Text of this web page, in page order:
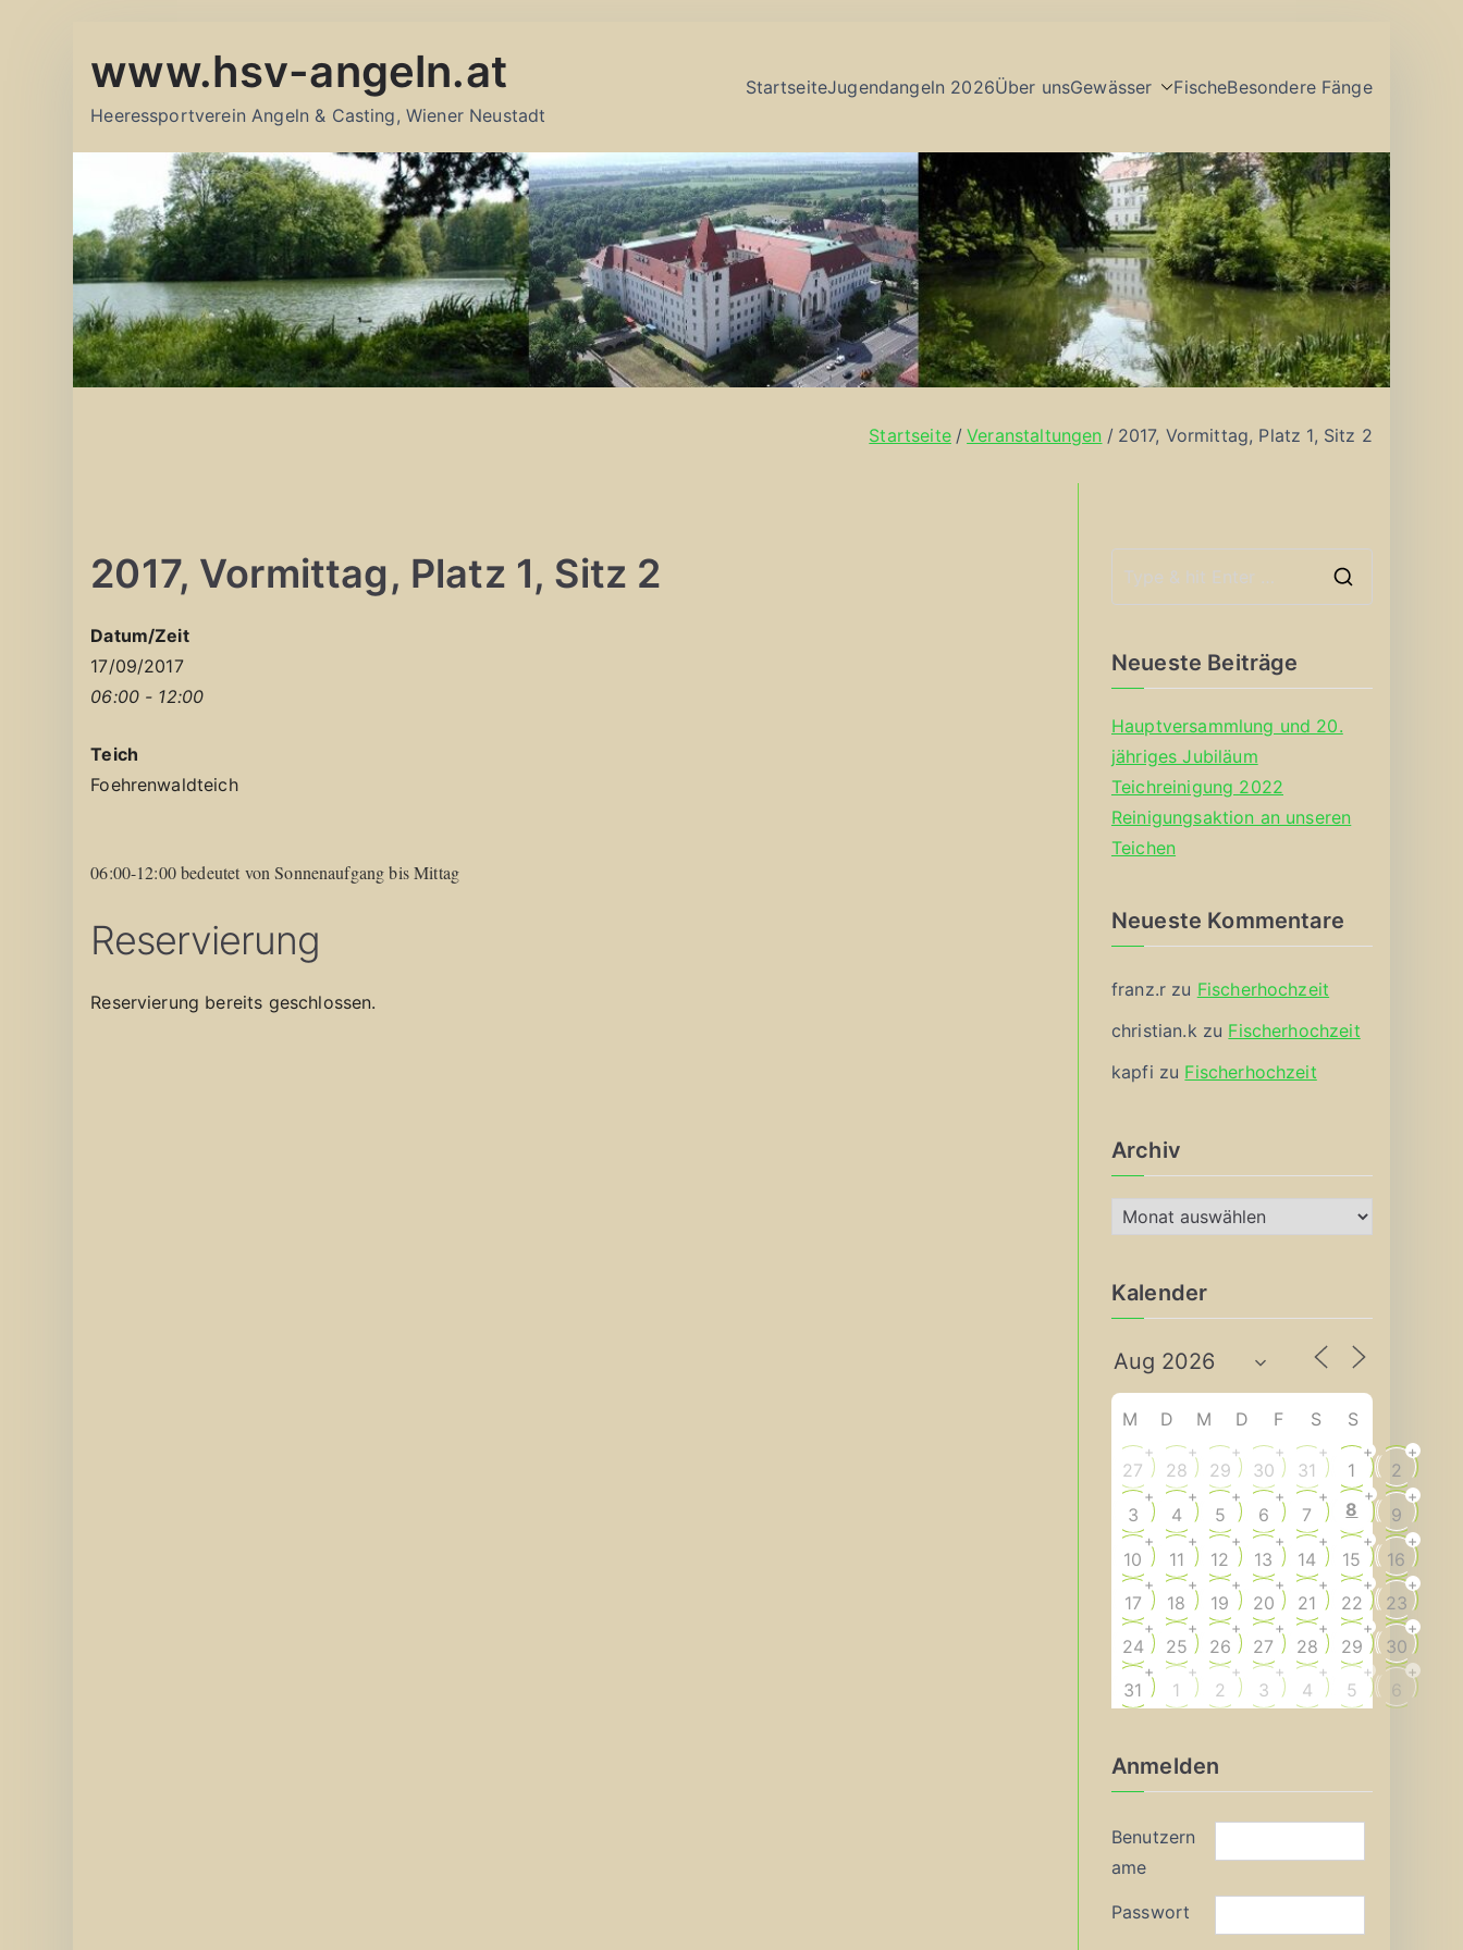
Inhalt
www.hsv-angeln.at
Heeressportverein Angeln & Casting, Wiener Neustadt
StartseiteJugendangeln 2026Über unsGewässer FischeBesondere Fänge
Startseite Veranstaltungen 2017, Vormittag, Platz 1, Sitz 2
2017, Vormittag, Platz 1, Sitz 2
Datum/Zeit
17/09/2017
06:00 - 12:00
Teich
Foehrenwaldteich
06:00-12:00 bedeutet von Sonnenaufgang bis Mittag
Reservierung
Reservierung bereits geschlossen.
Neueste Beiträge
Hauptversammlung und 20.
jähriges Jubiläum
Teichreinigung 2022
Reinigungsaktion an unseren
Teichen
Neueste Kommentare
franz.r zu Fischerhochzeit
christian.k zu Fischerhochzeit
kapfi zu Fischerhochzeit
Archiv
r
h
v
Kalender
M D M D F S S
27
+
28
+
29
+
30
+
31
+
1
+
2
+
3
+
4
+
5
+
6
+
7
+
8
+
9
+
10
+
11
+
12
+
13
+
14
+
15
+
16
+
17
+
18
+
19
+
20
+
21
+
22
+
23
+
24
+
25
+
26
+
27
+
28
+
29
+
30
+
31
+
1
+
2
+
3
+
4
+
5
+
6
+
Anmelden
Benutzern
ame
Passwort